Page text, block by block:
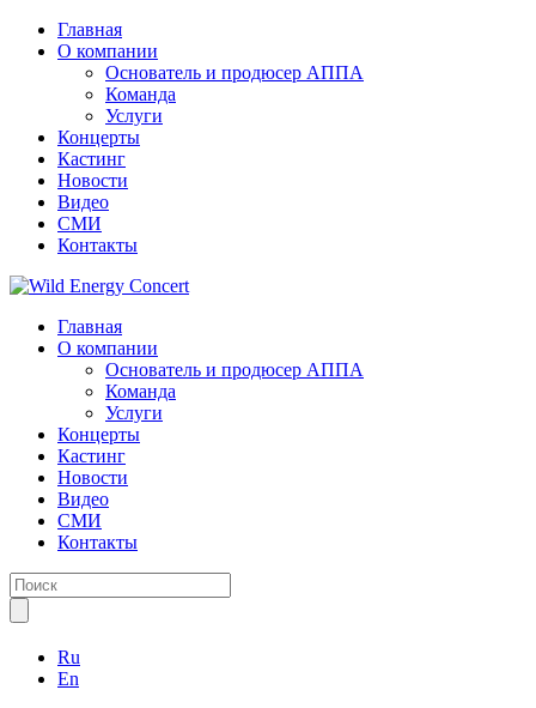
Главная
О компании
Основатель и продюсер АППА
Команда
Услуги
Концерты
Кастинг
Новости
Видео
СМИ
Контакты
Главная
О компании
Основатель и продюсер АППА
Команда
Услуги
Концерты
Кастинг
Новости
Видео
СМИ
Контакты
Ru
En